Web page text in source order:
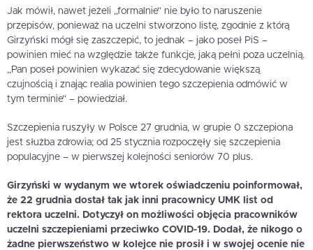
Jak mówił, nawet jeżeli „formalnie” nie było to naruszenie
przepisów, ponieważ na uczelni stworzono listę, zgodnie z którą
Girzyński mógł się zaszczepić, to jednak – jako poseł PiS –
powinien mieć na względzie także funkcje, jaką pełni poza uczelnią.
„Pan poseł powinien wykazać się zdecydowanie większą
czujnością i znając realia powinien tego szczepienia odmówić w
tym terminie” – powiedział.
Szczepienia ruszyły w Polsce 27 grudnia, w grupie 0 szczepiona
jest służba zdrowia; od 25 stycznia rozpoczęły się szczepienia
populacyjne – w pierwszej kolejności seniorów 70 plus.
Girzyński w wydanym we wtorek oświadczeniu poinformował,
że 22 grudnia dostał tak jak inni pracownicy UMK list od
rektora uczelni. Dotyczył on możliwości objęcia pracowników
uczelni szczepieniami przeciwko COVID-19. Dodał, że nikogo o
żadne pierwszeństwo w kolejce nie prosił i w swojej ocenie nie